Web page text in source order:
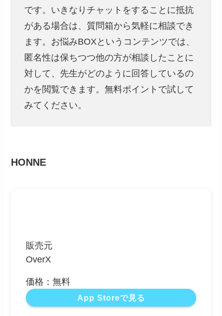
です。いきなりチャットをすることに抵抗
がある場合は、質問箱から気軽に相談でき
ます。お悩みBOXというコンテンツでは、
匿名性は保ちつつ他の方が相談したことに
対して、先生がどのように回答しているの
かを閲覧できます。無料ポイントで試して
みてください。
HONNE
販売元
OverX
価格：無料
App Storeで見る